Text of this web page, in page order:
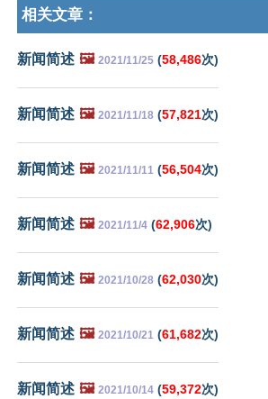
相关文章：
新闻简述 🖼️ 2021/11/25 (58,486次)
新闻简述 🖼️ 2021/11/18 (57,821次)
新闻简述 🖼️ 2021/11/11 (56,504次)
新闻简述 🖼️ 2021/11/4 (62,906次)
新闻简述 🖼️ 2021/10/28 (62,030次)
新闻简述 🖼️ 2021/10/21 (61,682次)
新闻简述 🖼️ 2021/10/14 (59,372次)